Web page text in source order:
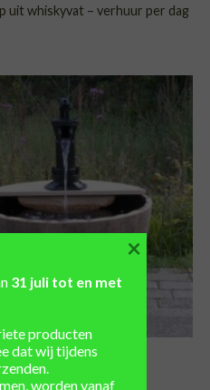
uit whiskyvat – verhuur per dag
HOUTEN TONNEN
met kleine pomp
31 juli tot en met
producten
dat wij tijdens
worden vanaf
×